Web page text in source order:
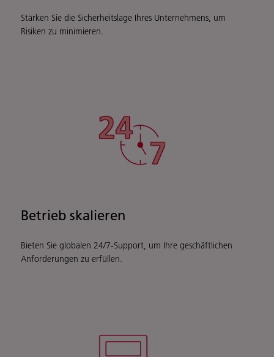
Stärken Sie die Sicherheitslage Ihres Unternehmens, um
Risiken zu minimieren.
Betrieb skalieren
Bieten Sie globalen 24/7-Support, um Ihre geschäftlichen
Anforderungen zu erfüllen.